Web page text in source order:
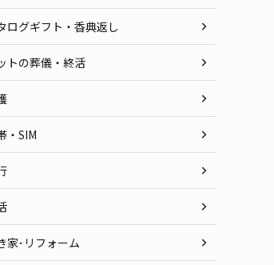
ログギフト・香典返し
トの葬儀・終活
・SIM
家･リフォーム